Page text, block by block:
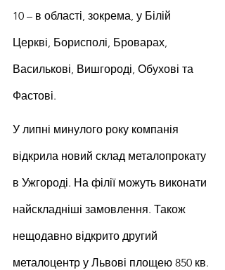
10 – в області, зокрема, у Білій
Церкві, Борисполі, Броварах,
Василькові, Вишгороді, Обухові та
Фастові.
У липні минулого року компанія
відкрила новий склад металопрокату
в Ужгороді. На філії можуть виконати
найскладніші замовлення. Також
нещодавно відкрито другий
металоцентр у Львові площею 850 кв.